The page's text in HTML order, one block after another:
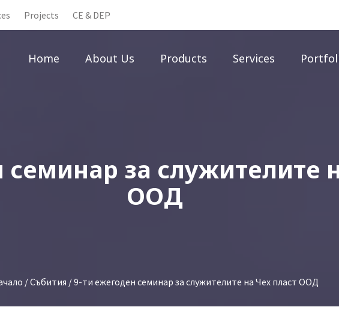
Projects CE & DEP
Home About Us Products Services
за служителите
ООД
/Събития / 9-ти ежегоден семинар за служителите на Чех пласт ООД